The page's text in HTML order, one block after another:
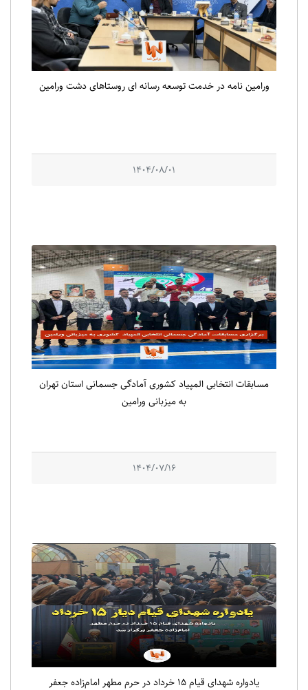
ورامین نامه در خدمت توسعه رسانه ای روستاهای دشت ورامین
1404/08/01
مسابقات انتخابی المپیاد کشوری آمادگی جسمانی استان تهران
به میزبانی ورامین
1404/07/16
یادواره شهدای قیام ۱۵ خرداد در حرم مطهر امام‌زاده جعفر